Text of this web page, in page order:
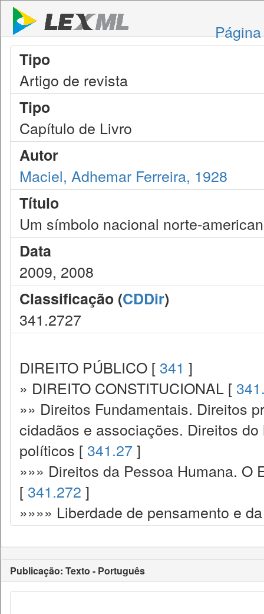
Tipo
Artigo de revista
Tipo
Capítulo de Livro
Autor
Maciel, Adhemar Ferreira, 1928
Título
Um símbolo nacional norte-
Data
2009, 2008
Classificação (CDDir)
341.2727
DIREITO PÚBLICO [ 341 ]
» DIREITO CONSTITUCIONAL [
»» Direitos Fundamentais. Direitos
cidadãos e associações. Direitos
políticos [ 341.27 ]
»»» Direitos da Pessoa Humana.
[ 341.272 ]
»»»» Liberdade de pensamento e
Publicação: Texto - Português